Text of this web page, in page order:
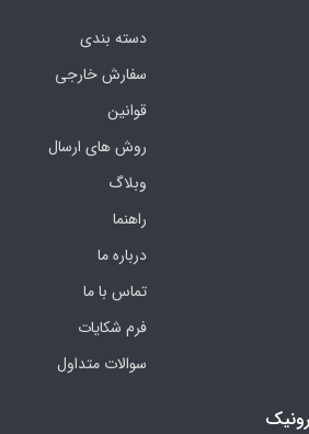
دسته بندی
سفارش خارجی
قوانین
روش های ارسال
وبلاگ
راهنما
درباره ما
تماس با ما
فرم‌ شکایات
سوالات متداول